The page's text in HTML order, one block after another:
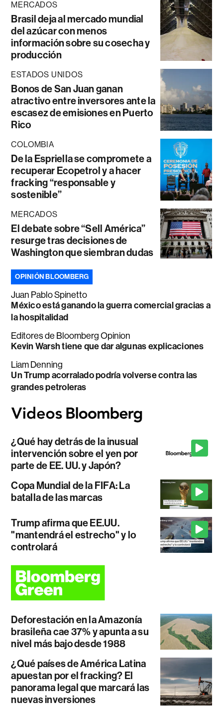
MERCADOS
Brasil deja al mercado mundial
del azúcar con menos
información sobre su cosecha y
producción
ESTADOS UNIDOS
Bonos de San Juan ganan
atractivo entre inversores ante la
escasez de emisiones en Puerto
Rico
COLOMBIA
De la Espriella se compromete a
recuperar Ecopetrol y a hacer
fracking “responsable y
sostenible”
MERCADOS
El debate sobre “Sell América”
resurge tras decisiones de
Washington que siembran dudas
OPINIÓN BLOOMBERG
Juan Pablo Spinetto
México está ganando la guerra comercial gracias a
la hospitalidad
Editores de Bloomberg Opinion
Kevin Warsh tiene que dar algunas explicaciones
Liam Denning
Un Trump acorralado podría volverse contra las
grandes petroleras
¿Qué hay detrás de la inusual
intervención sobre el yen por
parte de EE. UU. y Japón?
Copa Mundial de la FIFA: La
batalla de las marcas
Trump afirma que EE.UU.
"mantendrá el estrecho" y lo
controlará
Deforestación en la Amazonía
brasileña cae 37% y apunta a su
nivel más bajo desde 1988
¿Qué países de América Latina
apuestan por el fracking? El
panorama legal que marcará las
nuevas inversiones